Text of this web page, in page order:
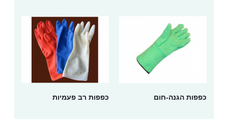
כפפות הגנה-חום כפפות רב פעמיות